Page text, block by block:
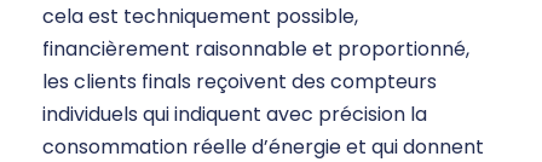
cela est techniquement possible,
financièrement raisonnable et proportionné,
les clients finals reçoivent des compteurs
individuels qui indiquent avec précision la
consommation réelle d’énergie et qui donnent